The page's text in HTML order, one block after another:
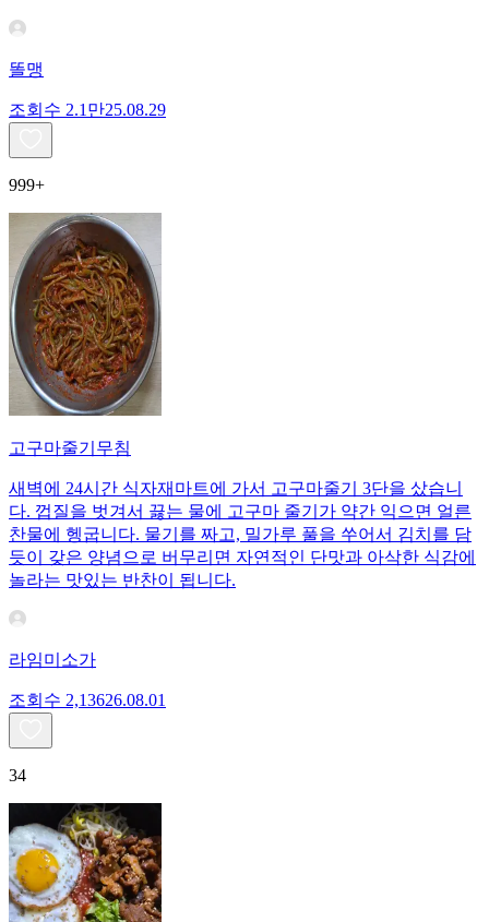
똘맹
조회수 2.1만25.08.29
999+
고구마줄기무침
새벽에 24시간 식자재마트에 가서 고구마줄기 3단을 샀습니
다. 껍질을 벗겨서 끓는 물에 고구마 줄기가 약간 익으면 얼른
찬물에 헹굽니다. 물기를 짜고, 밀가루 풀을 쑤어서 김치를 담
듯이 갖은 양념으로 버무리면 자연적인 단맛과 아삭한 식감에
놀라는 맛있는 반찬이 됩니다.
라임미소가
조회수 2,13626.08.01
34